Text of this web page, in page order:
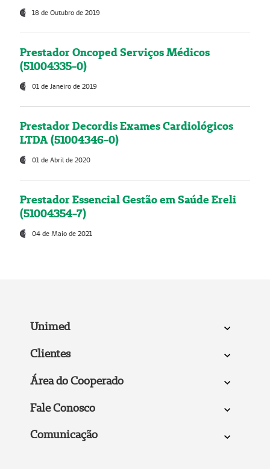
18 de Outubro de 2019
Prestador Oncoped Serviços Médicos
(51004335-0)
01 de Janeiro de 2019
Prestador Decordis Exames Cardiológicos
LTDA (51004346-0)
01 de Abril de 2020
Prestador Essencial Gestão em Saúde Ereli
(51004354-7)
04 de Maio de 2021
Unimed
Clientes
Área do Cooperado
Fale Conosco
Comunicação